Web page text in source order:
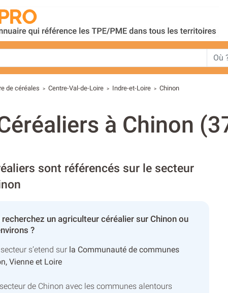
de céréales > Centre-Val-de-Loire > Indre-et-Loire > Chinon
à Chinon
sont référencés sur le secteur
un agriculteur céréalier sur Chinon ou
?
s’etend sur la Communauté de communes
Vienne et Loire
de Chinon avec les communes alentours